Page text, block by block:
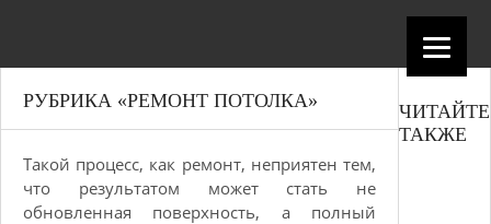
РУБРИКА «РЕМОНТ ПОТОЛКА»
Такой процесс, как ремонт, неприятен тем,
что результатом может стать не
обновленная поверхность, а полный
ЧИТАЙТЕ
ТАКЖЕ